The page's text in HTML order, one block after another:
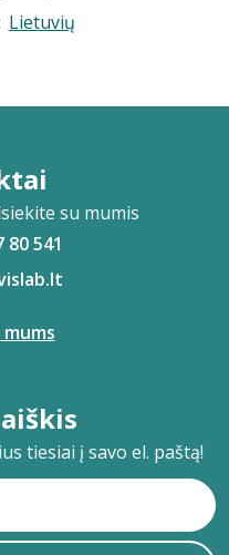
Lietuvių
su mumis
80 541
tiesiai į savo el. paštą!